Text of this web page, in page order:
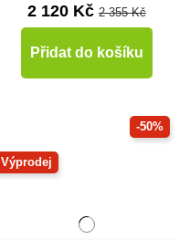
2 120 Kč 2 355 Kč
Přidat do košíku
-50%
Výprodej